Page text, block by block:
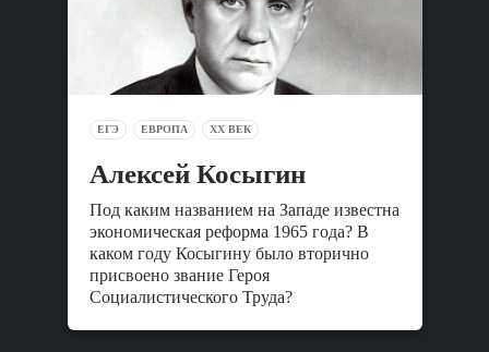
ЕГЭ ЕВРОПА XX ВЕК
Алексей Косыгин
Под каким названием на Западе известна
экономическая реформа 1965 года? В
каком году Косыгину было вторично
присвоено звание Героя
Социалистического Труда?